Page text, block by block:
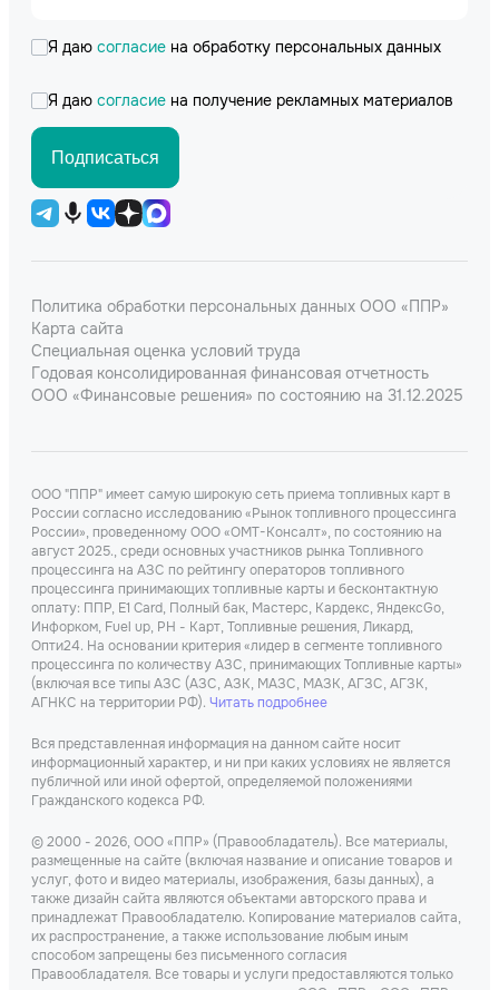
Я даю согласие на обработку персональных данных
Я даю согласие на получение рекламных материалов
Подписаться
Политика обработки персональных данных ООО «ППР»
Карта сайта
Специальная оценка условий труда
Годовая консолидированная финансовая отчетность
ООО «Финансовые решения» по состоянию на 31.12.2025
ООО "ППР" имеет самую широкую сеть приема топливных карт в
России согласно исследованию «Рынок топливного процессинга
России», проведенному ООО «ОМТ-Консалт», по состоянию на
август 2025., среди основных участников рынка Топливного
процессинга на АЗС по рейтингу операторов топливного
процессинга принимающих топливные карты и бесконтактную
оплату: ППР, Е1 Card, Полный бак, Мастерс, Кардекс, ЯндексGo,
Инфорком, Fuel up, РН - Карт, Топливные решения, Ликард,
Опти24. На основании критерия «лидер в сегменте топливного
процессинга по количеству АЗС, принимающих Топливные карты»
(включая все типы АЗС (АЗС, АЗК, МАЗС, МАЗК, АГЗС, АГЗК,
АГНКС на территории РФ). Читать подробнее
Вся представленная информация на данном сайте носит
информационный характер, и ни при каких условиях не является
публичной или иной офертой, определяемой положениями
Гражданского кодекса РФ.
© 2000 - 2026, ООО «ППР» (Правообладатель). Все материалы,
размещенные на сайте (включая название и описание товаров и
услуг, фото и видео материалы, изображения, базы данных), а
также дизайн сайта являются объектами авторского права и
принадлежат Правообладателю. Копирование материалов сайта,
их распространение, а также использование любым иным
способом запрещены без письменного согласия
Правообладателя. Все товары и услуги предоставляются только